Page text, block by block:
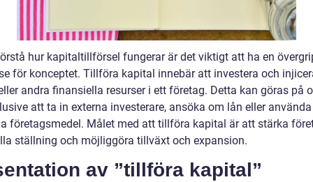
hur kapitaltillförsel fungerar är det viktigt att ha en
för konceptet. Tillföra kapital innebär att investera och
andra finansiella resurser i ett företag. Detta kan göras på
att ta in externa investerare, ansöka om lån eller använda
företagsmedel. Målet med att tillföra kapital är att stärka
ställning och möjliggöra tillväxt och expansion.
av ”tillföra kapital”